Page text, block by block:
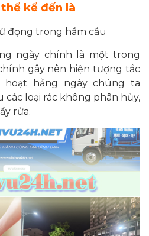
kể đến là
đọng trong hầm cầu
ngày chính là một trong
gây nên hiện tượng tắc
hoạt hằng ngày chúng ta
loại rác không phân hủy,
rửa.